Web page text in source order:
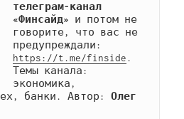
телеграм-канал
«Финсайд» и потом не
говорите, что вас не
https://t.me/finside.
Темы канала:
экономика,
банки. Автор: Олег